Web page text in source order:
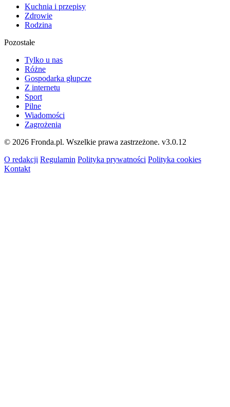
Kuchnia i przepisy
Zdrowie
Rodzina
Pozostałe
Tylko u nas
Różne
Gospodarka głupcze
Z internetu
Sport
Pilne
Wiadomości
Zagrożenia
© 2026 Fronda.pl. Wszelkie prawa zastrzeżone. v3.0.12
O redakcji Regulamin Polityka prywatności Polityka cookies
Kontakt